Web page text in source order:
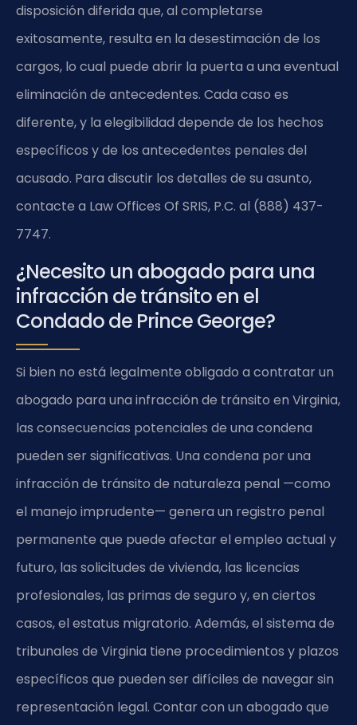
disposición diferida que, al completarse
exitosamente, resulta en la desestimación de los
cargos, lo cual puede abrir la puerta a una eventual
eliminación de antecedentes. Cada caso es
diferente, y la elegibilidad depende de los hechos
específicos y de los antecedentes penales del
acusado. Para discutir los detalles de su asunto,
contacte a Law Offices Of SRIS, P.C. al (888) 437-
7747.
¿Necesito un abogado para una
infracción de tránsito en el
Condado de Prince George?
Si bien no está legalmente obligado a contratar un
abogado para una infracción de tránsito en Virginia,
las consecuencias potenciales de una condena
pueden ser significativas. Una condena por una
infracción de tránsito de naturaleza penal —como
el manejo imprudente— genera un registro penal
permanente que puede afectar el empleo actual y
futuro, las solicitudes de vivienda, las licencias
profesionales, las primas de seguro y, en ciertos
casos, el estatus migratorio. Además, el sistema de
tribunales de Virginia tiene procedimientos y plazos
específicos que pueden ser difíciles de navegar sin
representación legal. Contar con un abogado que